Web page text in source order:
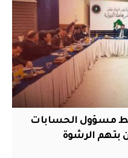
مسؤول الحسابات
بتهم الرشوة